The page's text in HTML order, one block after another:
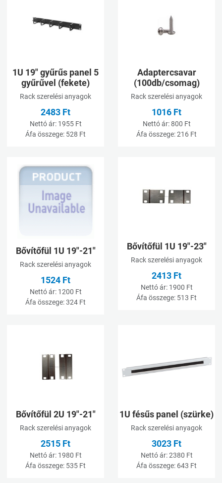
Összehasonlításhoz adom
1U 19" gyűrűs panel 5
gyűrűvel (fekete)
Rack szerelési anyagok
2483 Ft
Nettó ár: 1955 Ft
Áfa összege: 528 Ft
Adaptercsavar
(100db/csomag)
Rack szerelési anyagok
1016 Ft
Nettó ár:800 Ft
Áfa összege:216 Ft
Összehasonlításhoz adom
Bővítőfül 1U 19"-21"
Rack szerelési anyagok
1524 Ft
Nettó ár: 1200 Ft
Áfa összege:324 Ft
Bővítőfül 1U 19"-23"
Rack szerelési anyagok
2413 Ft
Nettó ár: 1900 Ft
Áfa összege: 513 Ft
Összehasonlításhoz adom
Bővítőfül 2U 19"-21"
Rack szerelési anyagok
2515 Ft
Nettó ár: 1980 Ft
Áfa összege: 535 Ft
1U fésűs panel (szürke)
Rack szerelési anyagok
3023 Ft
Nettó ár:2380 Ft
Áfa összege: 643 Ft